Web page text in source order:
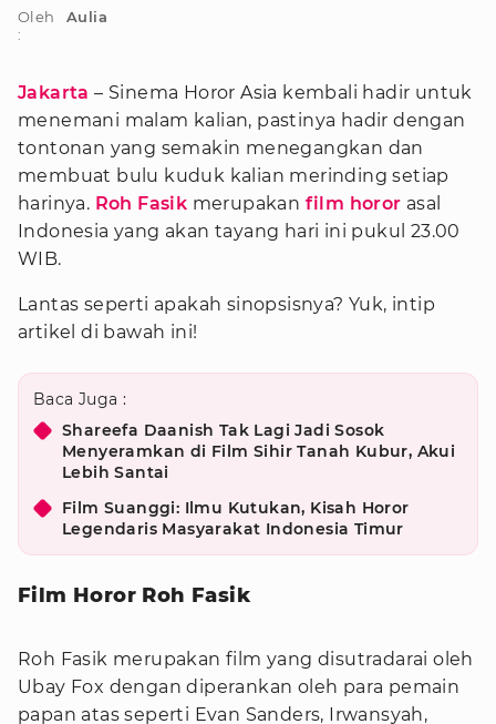
Oleh
:
Aulia
Jakarta – Sinema Horor Asia kembali hadir untuk
menemani malam kalian, pastinya hadir dengan
tontonan yang semakin menegangkan dan
membuat bulu kuduk kalian merinding setiap
harinya. Roh Fasik merupakan film horor asal
Indonesia yang akan tayang hari ini pukul 23.00
WIB.
Lantas seperti apakah sinopsisnya? Yuk, intip
artikel di bawah ini!
Baca Juga :
Shareefa Daanish Tak Lagi Jadi Sosok
Menyeramkan di Film Sihir Tanah Kubur, Akui
Lebih Santai
Film Suanggi: Ilmu Kutukan, Kisah Horor
Legendaris Masyarakat Indonesia Timur
Film Horor Roh Fasik
Roh Fasik merupakan film yang disutradarai oleh
Ubay Fox dengan diperankan oleh para pemain
papan atas seperti Evan Sanders, Irwansyah,